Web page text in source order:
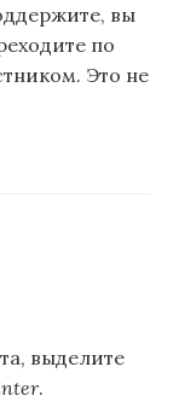
вы
по
Это не
выделите
.